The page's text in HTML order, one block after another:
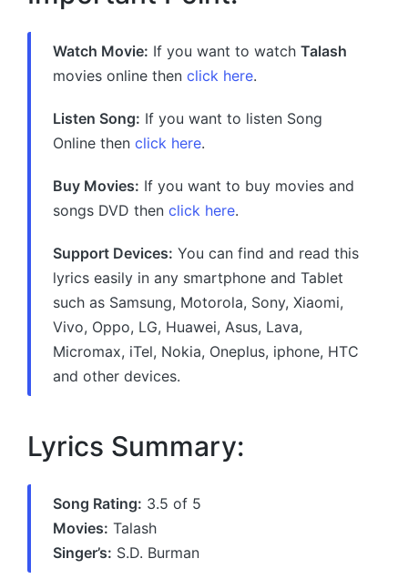
Watch Movie: If you want to watch Talash
movies online then click here.
Listen Song: If you want to listen Song
Online then click here.
Buy Movies: If you want to buy movies and
songs DVD then click here.
Support Devices: You can find and read this
lyrics easily in any smartphone and Tablet
such as Samsung, Motorola, Sony, Xiaomi,
Vivo, Oppo, LG, Huawei, Asus, Lava,
Micromax, iTel, Nokia, Oneplus, iphone, HTC
and other devices.
Lyrics Summary:
Song Rating: 3.5 of 5
Movies: Talash
Singer’s: S.D. Burman